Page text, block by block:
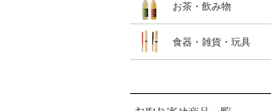
お茶・飲み物
食器・雑貨・玩具